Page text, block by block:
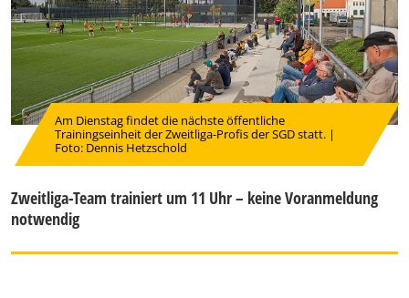
Am Dienstag findet die nächste öffentliche
Trainingseinheit der Zweitliga-Profis der SGD statt. |
Foto: Dennis Hetzschold
Zweitliga-Team trainiert um 11 Uhr – keine Voranmeldung
notwendig